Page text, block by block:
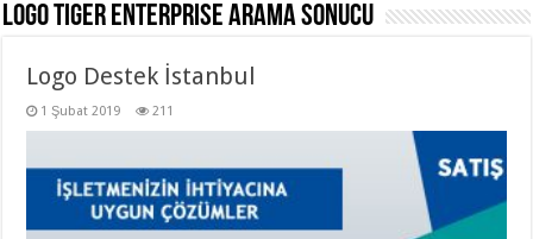
Logo Tiger EnterpriseArama Sonucu
Logo Destek İstanbul
1 Şubat 2019 211